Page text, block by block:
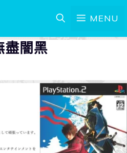
MENU
盡闇黑